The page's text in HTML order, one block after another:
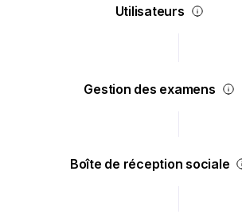
Utilisateurs
Gestion des examens
Boîte de réception sociale